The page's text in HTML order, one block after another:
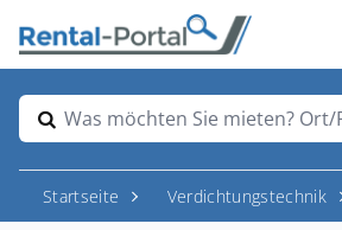
Was möchten Sie mieten? Ort/
Startseite Verdichtungstechnik